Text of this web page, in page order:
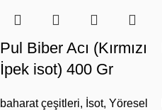
Pul Biber Acı (Kırmızı
İpek isot) 400 Gr
baharat çeşitleri, İsot, Yöresel